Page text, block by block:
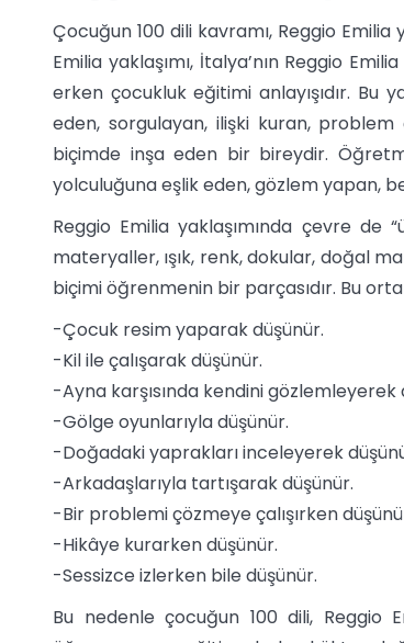
Çocuğun 100 dili kavramı, Reggio
Emilia yaklaşımı, İtalya’nın Reggio
erken çocukluk eğitimi anlayışıdır. Bu
eden, sorgulayan, ilişki kuran,
biçimde inşa eden bir bireydir.
yolculuğuna eşlik eden, gözlem yapan,
Reggio Emilia yaklaşımında çevre de
materyaller, ışık, renk, dokular, doğal
biçimi öğrenmenin bir parçasıdır. Bu
-Çocuk resim yaparak düşünür.
-Kil ile çalışarak düşünür.
-Ayna karşısında kendini gözlemleyerek
-Gölge oyunlarıyla düşünür.
-Doğadaki yaprakları inceleyerek
-Arkadaşlarıyla tartışarak düşünür.
-Bir problemi çözmeye çalışırken
-Hikâye kurarken düşünür.
-Sessizce izlerken bile düşünür.
Bu nedenle çocuğun 100 dili, Reggio